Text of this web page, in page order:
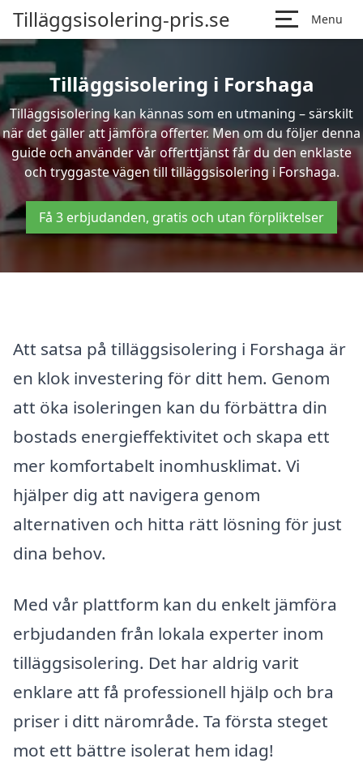
Tilläggsisolering-pris.se Menu
Tilläggsisolering i Forshaga
Tilläggsisolering kan kännas som en utmaning – särskilt
när det gäller att jämföra offerter. Men om du följer denna
guide och använder vår offerttjänst får du den enklaste
och tryggaste vägen till tilläggsisolering i Forshaga.
Få 3 erbjudanden, gratis och utan förpliktelser
Att satsa på tilläggsisolering i Forshaga är
en klok investering för ditt hem. Genom
att öka isoleringen kan du förbättra din
bostads energieffektivitet och skapa ett
mer komfortabelt inomhusklimat. Vi
hjälper dig att navigera genom
alternativen och hitta rätt lösning för just
dina behov.
Med vår plattform kan du enkelt jämföra
erbjudanden från lokala experter inom
tilläggsisolering. Det har aldrig varit
enklare att få professionell hjälp och bra
priser i ditt närområde. Ta första steget
mot ett bättre isolerat hem idag!